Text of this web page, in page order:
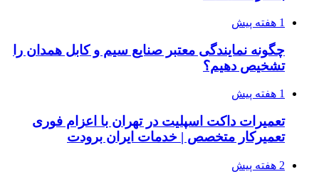
1 هفته پیش
چگونه نمایندگی معتبر صنایع سیم و کابل همدان را
تشخیص دهیم؟
1 هفته پیش
تعمیرات داکت اسپلیت در تهران با اعزام فوری
تعمیرکار متخصص | خدمات ایران برودت
2 هفته پیش